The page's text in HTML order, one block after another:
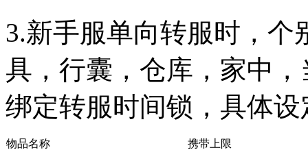
3.新手服单向转服时，
具，行囊，仓库，家中
绑定转服时间锁，具体
物品名称
携带上限